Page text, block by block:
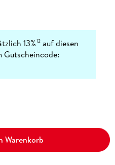
13%12 auf diesen
Warenkorb